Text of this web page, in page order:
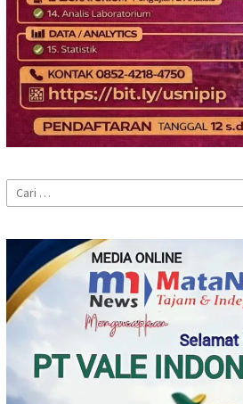
Cari
untuk: